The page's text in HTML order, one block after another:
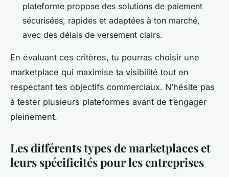
plateforme propose des solutions de paiement
sécurisées, rapides et adaptées à ton marché,
avec des délais de versement clairs.
En évaluant ces critères, tu pourras choisir une
marketplace qui maximise ta visibilité tout en
respectant tes objectifs commerciaux. N’hésite pas
à tester plusieurs plateformes avant de t’engager
pleinement.
Les différents types de marketplaces et
leurs spécificités pour les entreprises